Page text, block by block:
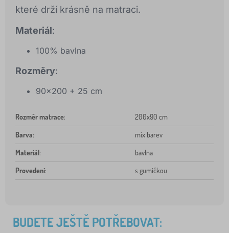
které drží krásně na matraci.
Materiál:
100% bavlna
Rozměry:
90x200 + 25 cm
Rozměr matrace: 200x90 cm
Barva: mix barev
Materiál: bavlna
Provedení: s gumičkou
BUDETE JEŠTĚ POTŘEBOVAT: